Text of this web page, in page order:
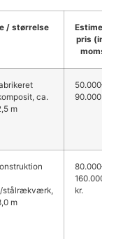
/ størrelse
Estimeret
pris (inkl.
moms)
ca.
m
50.000–
90.000 kr.
stålrækværk,
m
80.000–
160.000
kr.